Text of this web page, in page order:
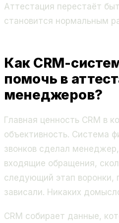
Аттестация перестаёт
становится нормальным
Как CRM-
помочь в
менеджеров?
Главная ценность CRM в
объективность. Система
звонков сделал
входящие обращения,
следующий этап воронки,
зависали. Никаких
CRM собирает данные,